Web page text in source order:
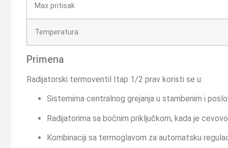
Max pritisak
Temperatura
Primena
Radijatorski termoventil Itap 1/2 prav koristi se u:
Sistemima centralnog grejanja u stambenim i
Radijatorima sa bočnim priključkom, kada je
Kombinaciji sa termoglavom za automatsku